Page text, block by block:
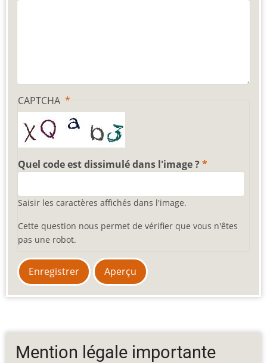
CAPTCHA
Quel code est dissimulé dans l'image ?
Saisir les caractères affichés dans l'image.
Cette question nous permet de vérifier que vous n'êtes
pas une robot.
Mention légale importante